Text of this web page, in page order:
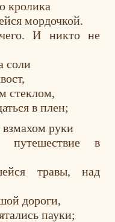
кролика
мордочкой.
И никто не
соли
стеклом,
в плен;
руки
путешествие в
травы, над
дороги,
пауки;